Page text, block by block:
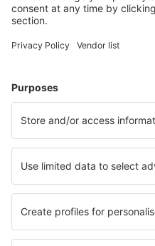
consimtamantul prin
noi vom proceda la
mentiunii ca acest lucru
Prin urmare, este posibil
constata ca exista un
ex. obligatiile legale
privind arhivarea, etc.)
Procesarea datelor
In cazul in care se va
personale in alte scopuri